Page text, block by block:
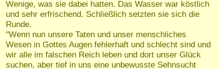
Wenige, was sie dabei hatten. Das Wasser war köstlich
und sehr erfrischend. Schließlich setzten sie sich die
Runde.
"Wenn nun unsere Taten und unser menschliches
Wesen in Gottes Augen fehlerhaft und schlecht sind und
wir alle im falschen Reich leben und dort unser Glück
suchen, aber tief in uns eine unbewusste Sehnsucht